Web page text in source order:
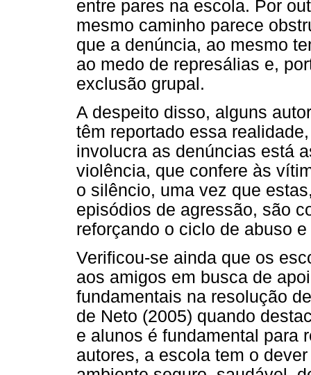
entre pares na escola. Por
mesmo caminho parece
que a denúncia, ao mesmo
ao medo de represálias e,
exclusão grupal.
A despeito disso, alguns
têm reportado essa
involucra as denúncias está
violência, que confere às
o silêncio, uma vez que
episódios de agressão, são
reforçando o ciclo de abuso
Verificou-se ainda que os
aos amigos em busca de
fundamentais na resolução
de Neto (2005) quando
e alunos é fundamental para
autores, a escola tem o